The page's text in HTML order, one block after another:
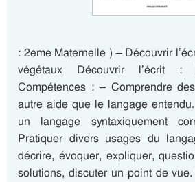
: 2eme Maternelle ) – Découvrir
végétaux Découvrir l’écrit :
Compétences : – Comprendre
autre aide que le langage
un langage syntaxiquement
Pratiquer divers usages du
décrire, évoquer, expliquer,
solutions, discuter un point de